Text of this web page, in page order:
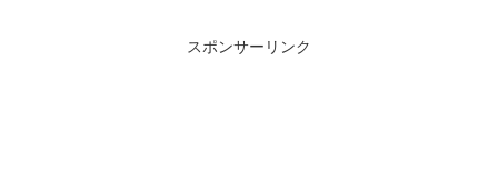
スポンサーリンク